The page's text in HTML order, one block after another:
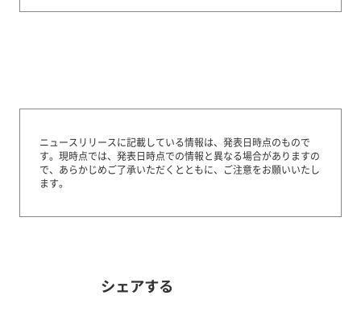
ニュースリリースに記載している情報は、発表日時点のもので
す。 現時点では、発表日時点での情報と異なる場合がありますの
で、あらかじめご了承いただくとともに、ご注意をお願いいたし
ます。
シェアする